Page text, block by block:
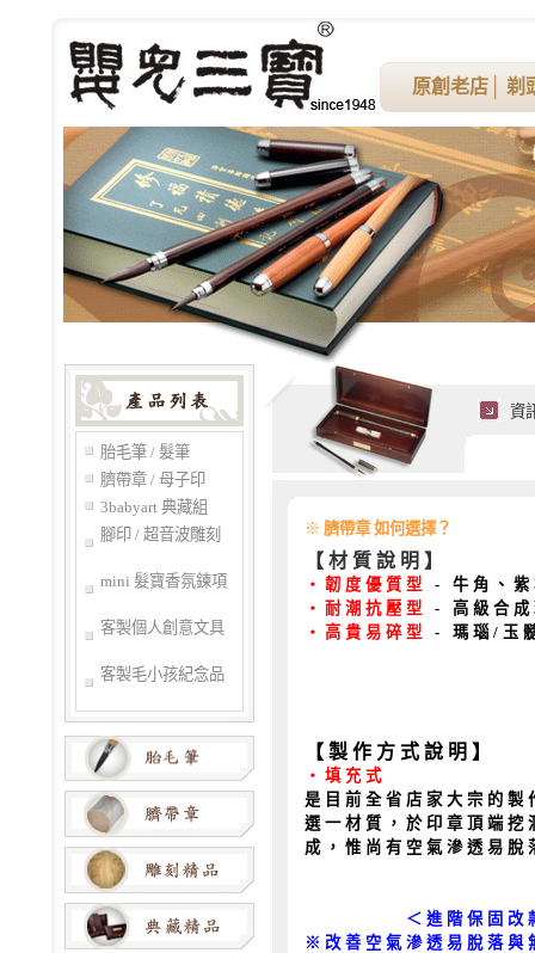
原創老店 剃
胎毛筆 / 髮筆
臍帶章 / 母子印
3babyart 典藏組
腳印 / 超音波雕刻
mini 髮寶香氛鍊項
客製個人創意文具
客製毛小孩紀念品
資
※ 臍帶章 如何選擇？
【材質說明】
‧韌度優質型
- 牛角、紫
‧耐潮抗壓型
- 高級合
‧高貴易碎型
- 瑪瑙/玉
【製作方式說明】
‧填充式
是目前全省店家大宗的製
選一材質，於印章頂端
成，惟尚有空氣滲透易
＜進階保固改款 -
※改善空氣滲透易脫落